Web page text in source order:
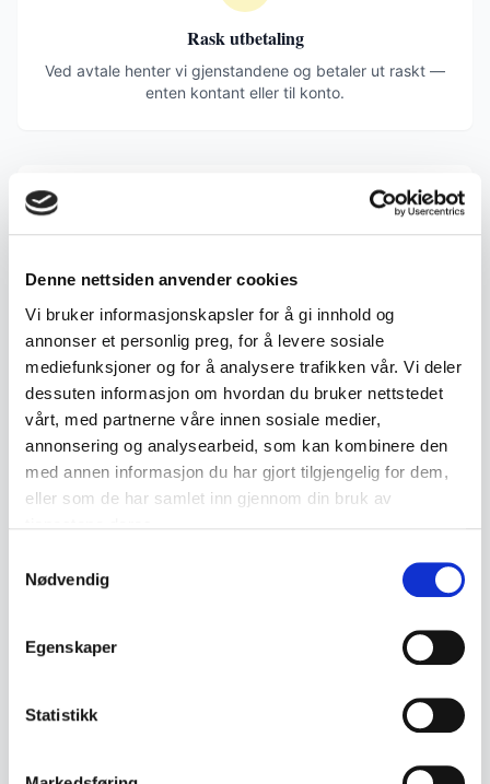
Denne nettsiden anvender cookies
Vi bruker informasjonskapsler for å gi innhold og
annonser et personlig preg, for å levere sosiale
mediefunksjoner og for å analysere trafikken vår. Vi deler
dessuten informasjon om hvordan du bruker nettstedet
vårt, med partnerne våre innen sosiale medier,
annonsering og analysearbeid, som kan kombinere den
med annen informasjon du har gjort tilgjengelig for dem,
eller som de har samlet inn gjennom din bruk av
Nødvendig
Egenskaper
Statistikk
Rask utbetaling
Ved avtale henter vi gjenstandene og betaler ut raskt —
enten kontant eller til konto.
Legg til gjenstander
kan legge til flere gjenstander før du sender inn.
Bilder (valgfritt, maks 5)
Ta bilde eller velg fra galleri
Beskrivelse *